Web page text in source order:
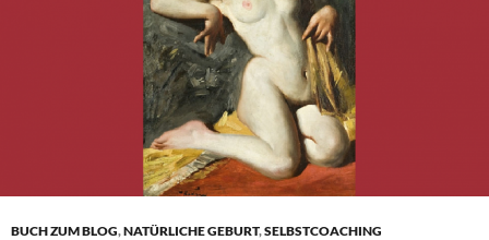
BUCH ZUM BLOG,NATÜRLICHE GEBURT,SELBSTCOACHING